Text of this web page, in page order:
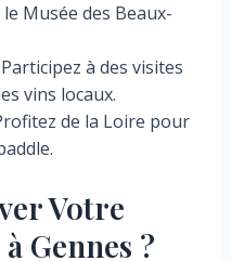
Musée des Beaux-
à des visites
vins locaux.
de la Loire pour
Votre
Gennes ?